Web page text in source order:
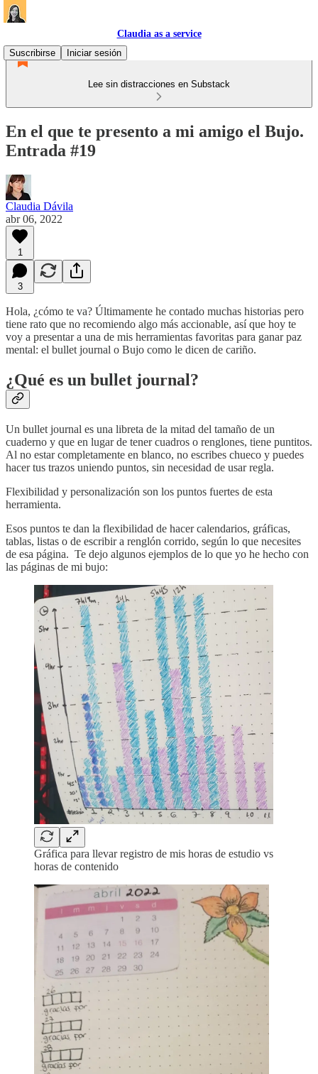
Claudia as a service
Suscribirse
Iniciar sesión
Lee sin distracciones en Substack
En el que te presento a mi amigo el Bujo.
Entrada #19
Claudia Dávila
abr 06, 2022
1
3
Hola, ¿cómo te va? Últimamente he contado muchas historias pero
tiene rato que no recomiendo algo más accionable, así que hoy te
voy a presentar a una de mis herramientas favoritas para ganar paz
mental: el bullet journal o Bujo como le dicen de cariño.
¿Qué es un bullet journal?
Un bullet journal es una libreta de la mitad del tamaño de un
cuaderno y que en lugar de tener cuadros o renglones, tiene puntitos.
Al no estar completamente en blanco, no escribes chueco y puedes
hacer tus trazos uniendo puntos, sin necesidad de usar regla.
Flexibilidad y personalización son los puntos fuertes de esta
herramienta.
Esos puntos te dan la flexibilidad de hacer calendarios, gráficas,
tablas, listas o de escribir a renglón corrido, según lo que necesites
de esa página. Te dejo algunos ejemplos de lo que yo he hecho con
las páginas de mi bujo:
Gráfica para llevar registro de mis horas de estudio vs
horas de contenido